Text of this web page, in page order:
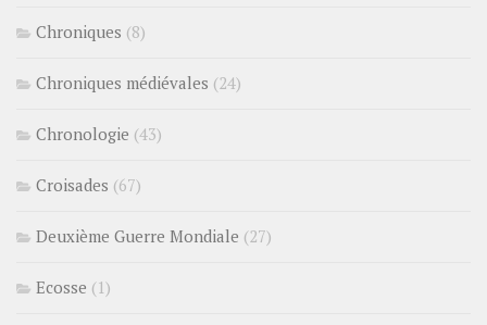
Chroniques (8)
Chroniques médiévales (24)
Chronologie (43)
Croisades (67)
Deuxième Guerre Mondiale (27)
Ecosse (1)